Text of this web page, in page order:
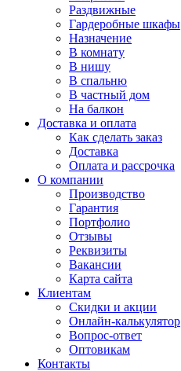
Раздвижные
Гардеробные шкафы
Назначение
В комнату
В нишу
В спальню
В частный дом
На балкон
Доставка и оплата
Как сделать заказ
Доставка
Оплата и рассрочка
О компании
Производство
Гарантия
Портфолио
Отзывы
Реквизиты
Вакансии
Карта сайта
Клиентам
Скидки и акции
Онлайн-калькулятор
Вопрос-ответ
Оптовикам
Контакты